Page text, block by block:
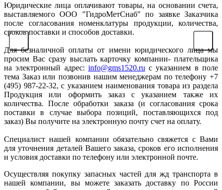
Юридические лица оплачивают товары, на основании счета,
выставляемого ООО "ГидроМетСнаб" по заявке Заказчика
после согласования номенклатуры продукции, количества,
сроков поставки и способов доставки.
Для безналичной оплаты от имени юридического лица мы
просим Вас сразу выслать карточку компании- плательщика
на электронный адрес: info@gms1520.ru с указанием в поле
тема Заказ или позвонив нашим менеджерам по телефону +7
(495) 987-22-32, с указанием наименования товара из раздела
Продукция или оформить заказ с указанием также их
количества. После обработки заказа (и согласования срока
поставки в случае выбора позиций, поставляющихся под
заказ) Вы получите на электронную почту счет на оплату.
Специалист нашей компании обязательно свяжется с Вами
для уточнения деталей Вашего заказа, сроков его исполнения
и условия доставки по телефону или электронной почте.
Осуществляя покупку запасных частей для жд транспорта в
нашей компании, вы можете заказать доставку по России